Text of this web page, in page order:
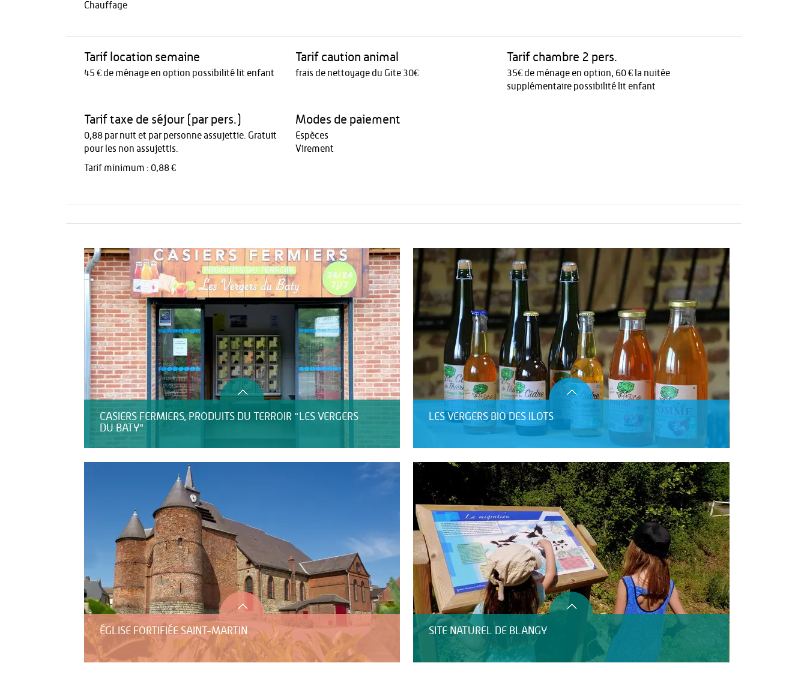
Chauffage
Tarif location semaine
45 € de ménage en option possibilité lit enfant
Tarif caution animal
frais de nettoyage du Gite 30€
Tarif chambre 2 pers.
35€ de ménage en option, 60 € la nuitée
supplémentaire possibilité lit enfant
Tarif taxe de séjour (par pers.)
0,88 par nuit et par personne assujettie. Gratuit
pour les non assujettis.
Tarif minimum : 0,88 €
Modes de paiement
Espèces
Virement
CASIERS FERMIERS, PRODUITS DU TERROIR "LES VERGERS
DU BATY"
LES VERGERS BIO DES ILOTS
ÉGLISE FORTIFIÉE SAINT-MARTIN SITE NATUREL DE BLANGY